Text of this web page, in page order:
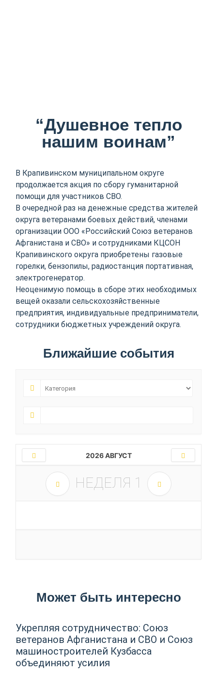
“Душевное тепло
нашим воинам”
В Крапивинском муниципальном округе
продолжается акция по сбору гуманитарной
помощи для участников СВО.
В очередной раз на денежные средства жителей
округа ветеранами боевых действий, членами
организации ООО «Российский Союз ветеранов
Афганистана и СВО» и сотрудниками КЦСОН
Крапивинского округа приобретены газовые
горелки, бензопилы, радиостанция портативная,
электрогенератор.
Неоценимую помощь в сборе этих необходимых
вещей оказали сельскохозяйственные
предприятия, индивидуальные предприниматели,
сотрудники бюджетных учреждений округа.
Ближайшие события
2026 АВГУСТ
НЕДЕЛЯ 1
Может быть интересно
Укрепляя сотрудничество: Союз
ветеранов Афганистана и СВО и Союз
машиностроителей Кузбасса
объединяют усилия